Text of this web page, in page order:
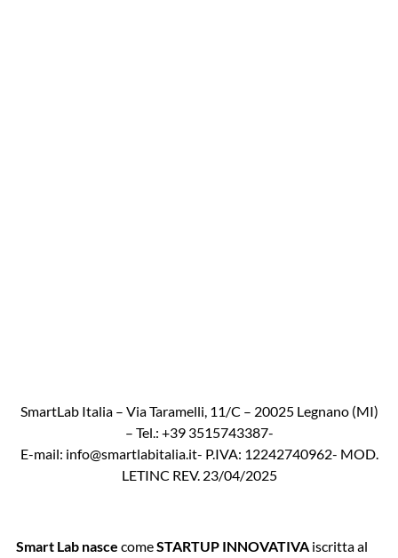
SmartLab Italia – Via Taramelli, 11/C – 20025 Legnano (MI)
– Tel.: +39 3515743387-
E-mail: info@smartlabitalia.it- P.IVA: 12242740962- MOD.
LETINC REV. 23/04/2025
Smart Lab nasce comeSTARTUP INNOVATIVA iscritta al